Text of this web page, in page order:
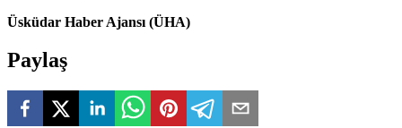
Üsküdar Haber Ajansı (ÜHA)
Paylaş